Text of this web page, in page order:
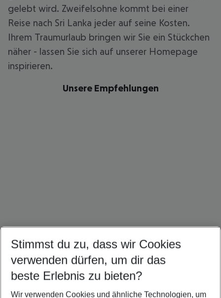
gelebt wird. Zweifelsohne kommt bei einer
Reise nach Sri Lanka jeder auf seine Kosten.
Ihrem Traumurlaub bringen wir Sie ein Stückchen
näher - lassen Sie sich auf unserer Homepage
inspirieren.
Unsere Empfehlungen
Stimmst du zu, dass wir Cookies
verwenden dürfen, um dir das
beste Erlebnis zu bieten?
Wir verwenden Cookies und ähnliche Technologien, um